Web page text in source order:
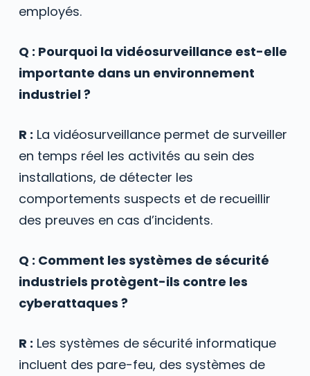
employés.
Q : Pourquoi la vidéosurveillance est-elle
importante dans un environnement
industriel ?
R : La vidéosurveillance permet de surveiller
en temps réel les activités au sein des
installations, de détecter les
comportements suspects et de recueillir
des preuves en cas d’incidents.
Q : Comment les systèmes de sécurité
industriels protègent-ils contre les
cyberattaques ?
R : Les systèmes de sécurité informatique
incluent des pare-feu, des systèmes de